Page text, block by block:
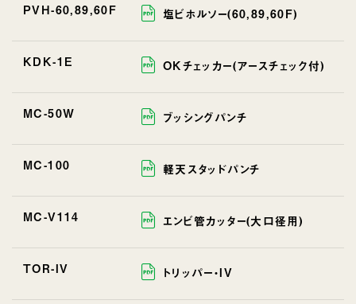
PVH-60,89,60F 塩ビホルソー(60,89,60F)
KDK-1E OKチェッカー(アースチェック付)
MC-50W ブッシングパンチ
MC-100 軽天スタッドパンチ
MC-V114 エンビ管カッター(大口径用)
TOR-IV トリッパー・IV